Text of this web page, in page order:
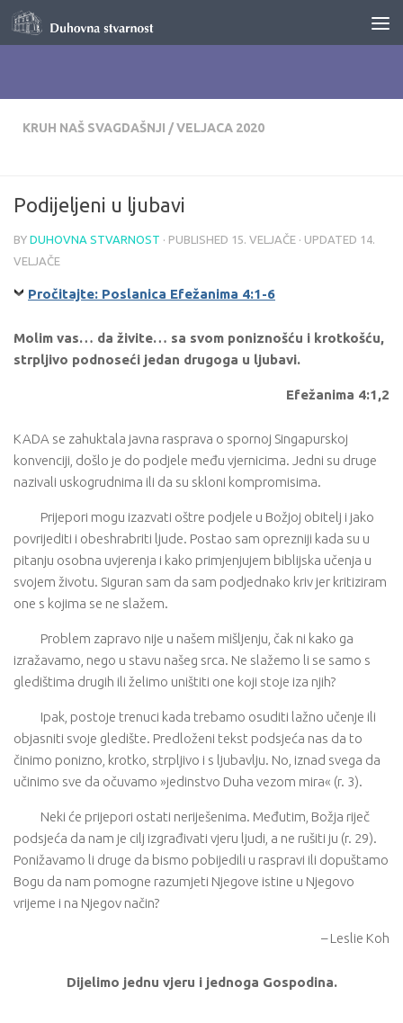
Skip to content
KRUH NAŠ SVAGDAŠNJI /VELJACA 2020
Podijeljeni u ljubavi
BY DUHOVNA STVARNOST · PUBLISHED 15. VELJAČE · UPDATED 14.
VELJAČE
Pročitajte: Poslanica Efežanima 4:1-6
Molim vas… da živite… sa svom poniznošću i krotkošću,
strpljivo podnoseći jedan drugoga u ljubavi.
Efežanima 4:1,2
KADA se zahuktala javna rasprava o spornoj Singapurskoj
konvenciji, došlo je do podjele među vjernicima. Jedni su druge
nazivali uskogrudnima ili da su skloni kompromisima.
Prijepori mogu izazvati oštre podjele u Božjoj obitelj i jako
povrijediti i obeshrabriti ljude. Postao sam oprezniji kada su u
pitanju osobna uvjerenja i kako primjenjujem biblijska učenja u
svojem životu. Siguran sam da sam podjednako kriv jer kritiziram
one s kojima se ne slažem.
Problem zapravo nije u našem mišljenju, čak ni kako ga
izražavamo, nego u stavu našeg srca. Ne slažemo li se samo s
gledištima drugih ili želimo uništiti one koji stoje iza njih?
Ipak, postoje trenuci kada trebamo osuditi lažno učenje ili
objasniti svoje gledište. Predloženi tekst podsjeća nas da to
činimo ponizno, krotko, strpljivo i s ljubavlju. No, iznad svega da
učinimo sve da očuvamo »jedinstvo Duha vezom mira« (r. 3).
Neki će prijepori ostati neriješenima. Međutim, Božja riječ
podsjeća da nam je cilj izgrađivati ​​vjeru ljudi, a ne rušiti ju (r. 29).
Ponižavamo li druge da bismo pobijedili u raspravi ili dopuštamo
Bogu da nam pomogne razumjeti Njegove istine u Njegovo
vrijeme i na Njegov način?
– Leslie Koh
Dijelimo jednu vjeru i jednoga Gospodina.